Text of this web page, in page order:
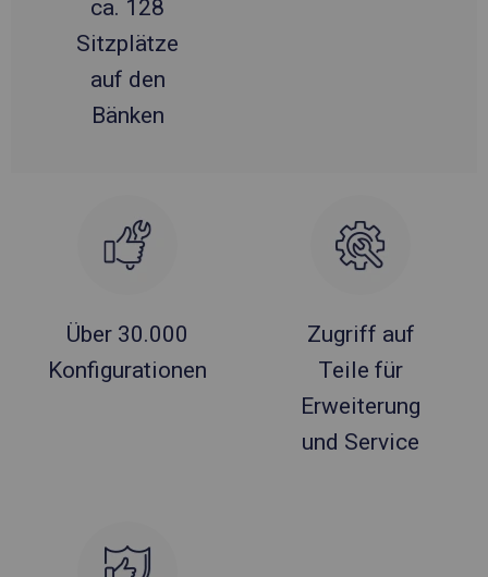
ca. 128
Sitzplätze
auf den
Bänken
Über 30.000
Konfigurationen
Zugriff auf
Teile für
Erweiterung
und Service